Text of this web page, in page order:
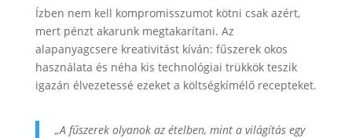
Ízben nem kell kompromisszumot kötni csak azért,
mert pénzt akarunk megtakarítani. Az
alapanyagcsere kreativitást kíván: fűszerek okos
használata és néha kis technológiai trükkök teszik
igazán élvezetessé ezeket a költségkímélő recepteket.
„A fűszerek olyanok az ételben, mint a világítás egy